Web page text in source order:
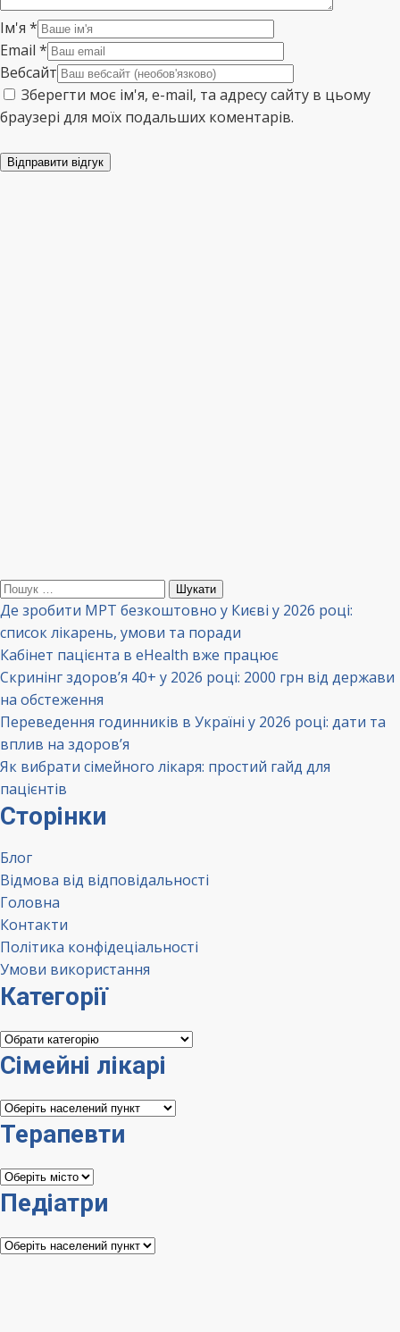
Ім'я *
Email *
Вебсайт
Зберегти моє ім'я, e-mail, та адресу сайту в цьому
браузері для моїх подальших коментарів.
Відправити відгук
Пошук:
Де зробити МРТ безкоштовно у Києві у 2026 році:
список лікарень, умови та поради
Кабінет пацієнта в eHealth вже працює
Скринінг здоров’я 40+ у 2026 році: 2000 грн від держави
на обстеження
Переведення годинників в Україні у 2026 році: дати та
вплив на здоров’я
Як вибрати сімейного лікаря: простий гайд для
пацієнтів
Сторінки
Блог
Відмова від відповідальності
Головна
Контакти
Політика конфідеціальності
Умови використання
Категорії
Категорії
Сімейні лікарі
Сімейні
лікарі
Терапевти
Терапевти
Педіатри
Педіатри